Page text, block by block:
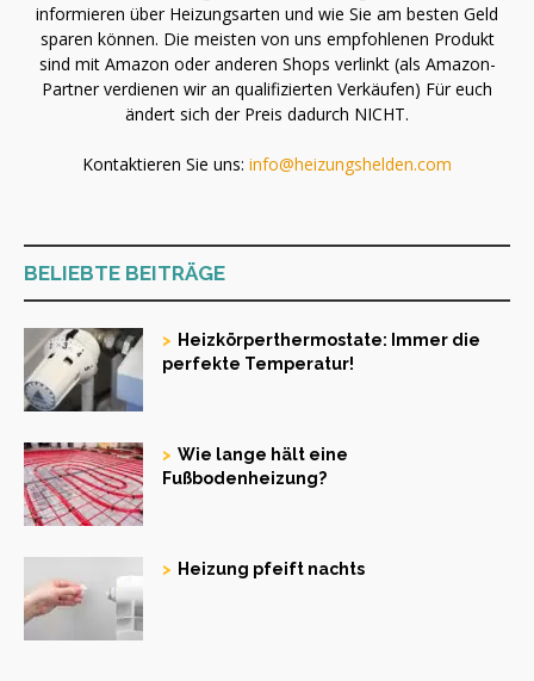
informieren über Heizungsarten und wie Sie am besten Geld
sparen können. Die meisten von uns empfohlenen Produkt
sind mit Amazon oder anderen Shops verlinkt (als Amazon-
Partner verdienen wir an qualifizierten Verkäufen) Für euch
ändert sich der Preis dadurch NICHT.
Kontaktieren Sie uns: info@heizungshelden.com
BELIEBTE BEITRÄGE
Heizkörperthermostate: Immer die
perfekte Temperatur!
Wie lange hält eine
Fußbodenheizung?
Heizung pfeift nachts